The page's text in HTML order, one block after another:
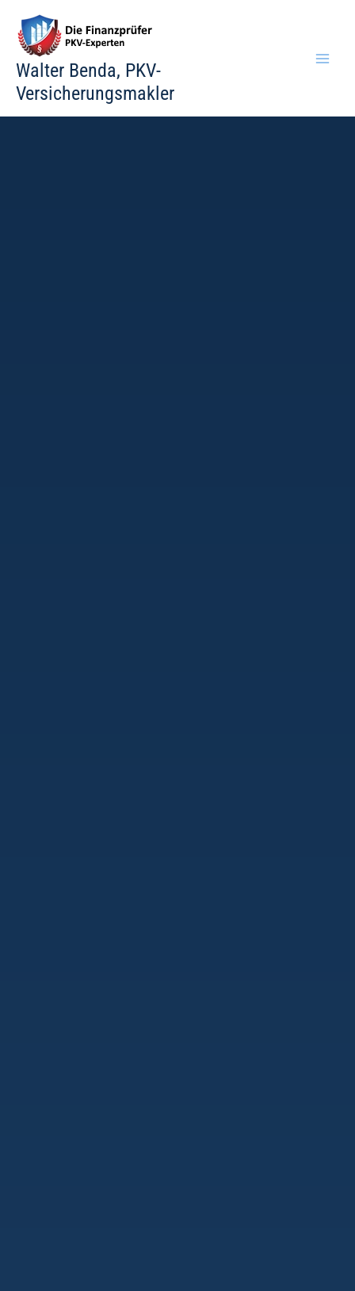
Inhalt
springen
Walter Benda, PKV-
Versicherungsmakler